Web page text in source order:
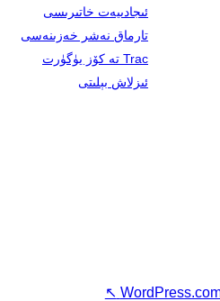
ئىجادىيەت خاتىرىسى
تارماق نەشر خەزىنەسى
Trac تە كۆز يۈگۈرت
ئىزلاش بېلىتى
↖